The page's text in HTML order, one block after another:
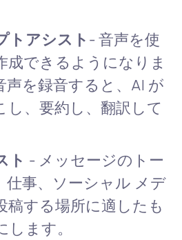
トアシスト - 音声を使
成できるようになりま
声を録音すると、AI が
し、要約し、翻訳して
ト - メッセージのトー
仕事、ソーシャル メデ
稿する場所に適したも
ます。